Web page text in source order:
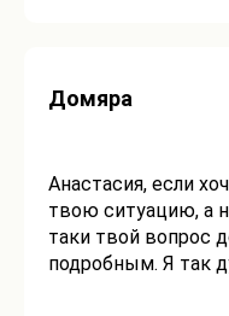
Домяра
Анастасия, если
твою ситуацию, а
таки твой вопрос
подробным. Я так